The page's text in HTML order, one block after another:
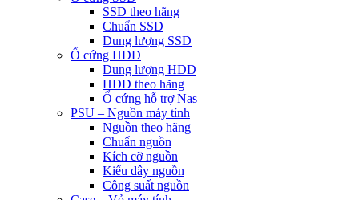
SSD theo hãng
Chuẩn SSD
Dung lượng SSD
Ổ cứng HDD
Dung lượng HDD
HDD theo hãng
Ổ cứng hỗ trợ Nas
PSU – Nguồn máy tính
Nguồn theo hãng
Chuẩn nguồn
Kích cỡ nguồn
Kiểu dây nguồn
Công suất nguồn